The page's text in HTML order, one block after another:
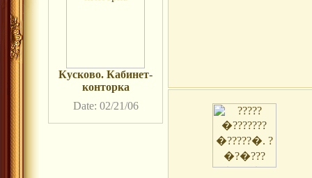
Кусково. Кабинет-
конторка
Date: 02/21/06